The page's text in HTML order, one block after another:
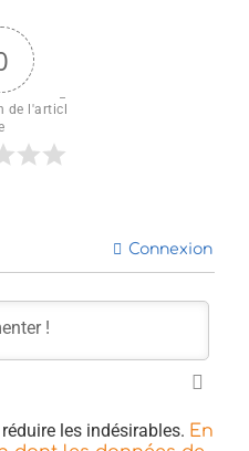
de l'articl
Connexion
les indésirables. En